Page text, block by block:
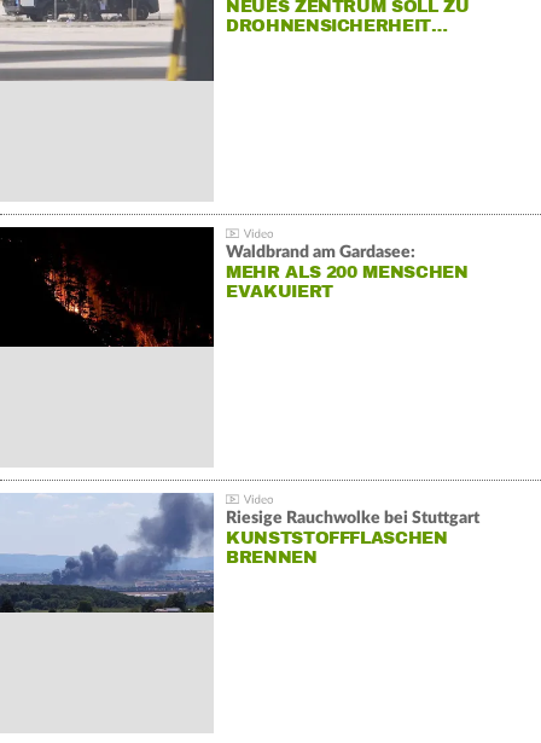
NEUES ZENTRUM SOLL ZU
DROHNENSICHERHEIT…
Waldbrand am Gardasee:
MEHR ALS 200 MENSCHEN
EVAKUIERT
Riesige Rauchwolke bei Stuttgart
KUNSTSTOFFFLASCHEN
BRENNEN